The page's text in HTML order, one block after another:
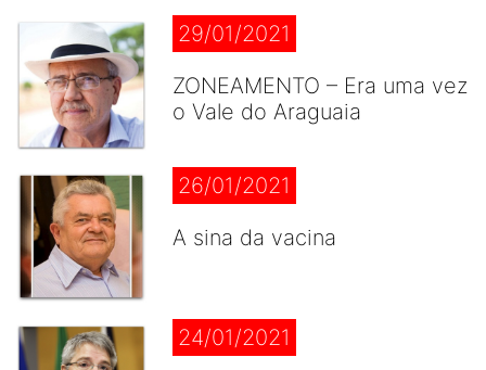
29/01/2021
ZONEAMENTO – Era uma vez
o Vale do Araguaia
26/01/2021
A sina da vacina
24/01/2021